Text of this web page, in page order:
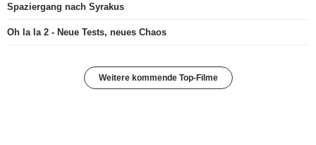
Spaziergang nach Syrakus
Oh la la 2 - Neue Tests, neues Chaos
Weitere kommende Top-Filme